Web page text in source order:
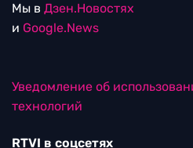
Мы в Дзен.Новостях
и Google.News
Уведомление об
технологий
RTVI в соцсетях